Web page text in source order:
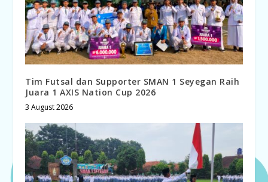
Tim Futsal dan Supporter SMAN 1 Seyegan Raih
Juara 1 AXIS Nation Cup 2026
3 August 2026